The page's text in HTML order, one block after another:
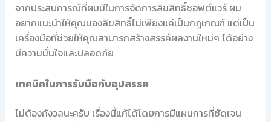
จากประสบการณ์ที่ผมมีในการจัดการลิขสิทธิ์ซอฟต์แวร์ ผม
อยากแนะนำให้คุณมองลิขสิทธิ์ไม่เพียงแค่เป็นกฎเกณฑ์ แต่เป็น
เครื่องมือที่ช่วยให้คุณสามารถสร้างสรรค์ผลงานใหม่ๆ ได้อย่าง
มีความมั่นใจและปลอดภัย
เทคนิคในการรับมือกับอุปสรรค
ไม่ต้องกังวลนะครับ เรื่องนี้แก้ได้โดยการมีแผนการที่ชัดเจน